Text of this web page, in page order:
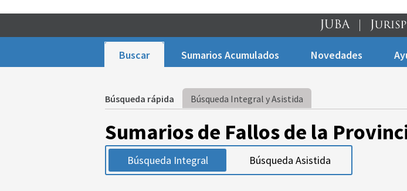
Buscar Sumarios Acumulados Novedades
Búsqueda rápida Búsqueda Integral y Asistida
Sumarios de Fallos de la
Búsqueda Integral Búsqueda Asistida